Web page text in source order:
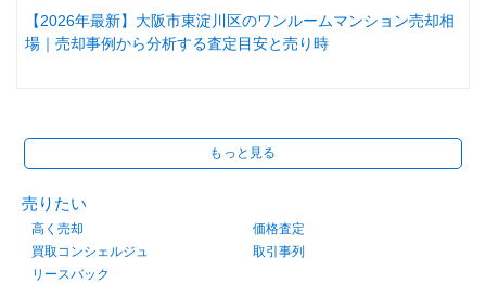
【2026年最新】大阪市東淀川区のワンルームマンション売却相
場｜売却事例から分析する査定目安と売り時
もっと見る
売りたい
高く売却
価格査定
買取コンシェルジュ
取引事列
リースバック